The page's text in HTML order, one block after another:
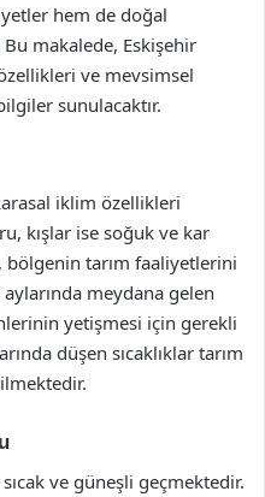
hem de doğal
makalede, Eskişehir
ve mevsimsel
sunulacaktır.
iklim özellikleri
kışlar ise soğuk ve kar
bölgenin tarım faaliyetlerini
meydana gelen
yetişmesi için gerekli
düşen sıcaklıklar tarım
ve güneşli geçmektedir.